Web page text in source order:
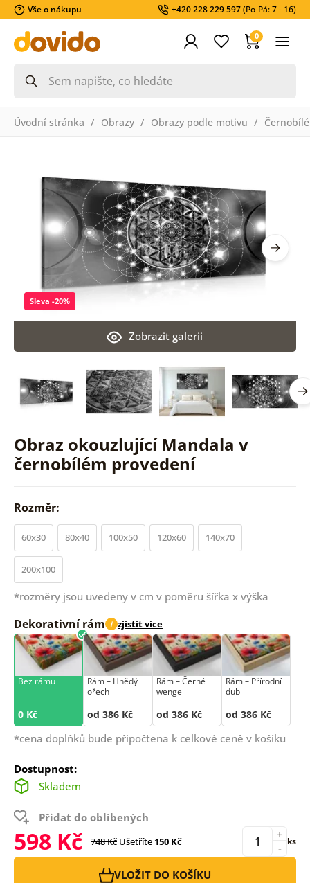
Vše o nákupu +420 228 229 597(Po-Pá: 7 - 16)
0
Úvodní stránka Obrazy Obrazy podle motivu
Obraz okouzlující Mandala v
černobílém provedení
Zobrazit galerii
Sleva -20%
Rozměr:
60x30 80x40 100x50 120x60 140x70
200x100
*rozměry jsou uvedeny v cm v poměru šířka x výška
Dekorativní rám i zjistit více
Bez rámu
0 Kč
Rám –⁠⁠⁠⁠⁠⁠ Hnědý
ořech
od 386 Kč
Rám –⁠⁠⁠⁠⁠⁠ Černé
wenge
od 386 Kč
Rám –⁠⁠⁠⁠⁠⁠ Přírodní
dub
od 386 Kč
*cena doplňků bude připočtena k celkové ceně v košíku
Dostupnost:
Skladem
Přidat do oblíbených
598 Kč 748 Kč Ušetříte150 Kč -
+ ks
VLOŽIT DO KOŠÍKU